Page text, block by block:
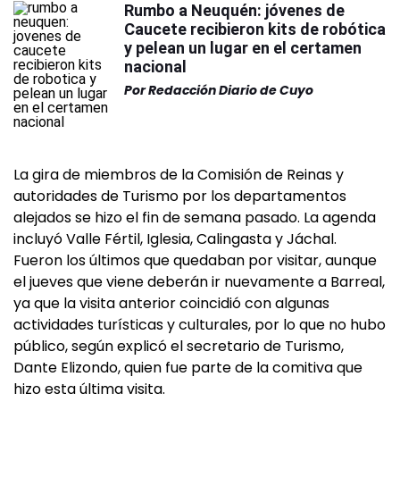
Rumbo a Neuquén: jóvenes de
Caucete recibieron kits de robótica
y pelean un lugar en el certamen
nacional
PorRedacción Diario de Cuyo
La gira de miembros de la Comisión de Reinas y
autoridades de Turismo por los departamentos
alejados se hizo el fin de semana pasado. La agenda
incluyó Valle Fértil, Iglesia, Calingasta y Jáchal.
Fueron los últimos que quedaban por visitar, aunque
el jueves que viene deberán ir nuevamente a Barreal,
ya que la visita anterior coincidió con algunas
actividades turísticas y culturales, por lo que no hubo
público, según explicó el secretario de Turismo,
Dante Elizondo, quien fue parte de la comitiva que
hizo esta última visita.